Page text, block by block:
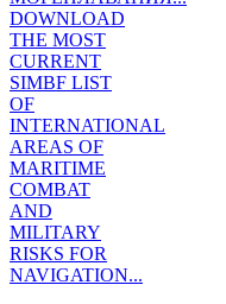
DOWNLOAD
THE MOST
CURRENT
SIMBF LIST
OF
INTERNATIONAL
AREAS OF
MARITIME
COMBAT
AND
MILITARY
RISKS FOR
NAVIGATION...